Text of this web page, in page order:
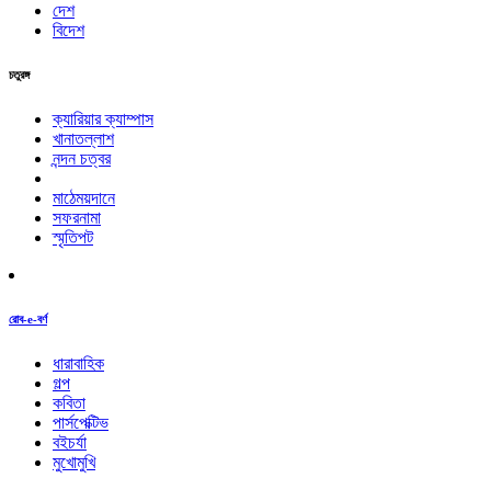
দেশ
বিদেশ
চতুরঙ্গ
ক্যারিয়ার ক্যাম্পাস
খানাতল্লাশ
নন্দন চত্বর
মাঠেময়দানে
সফরনামা
স্মৃতিপট
রোব-e-বর্ণ
ধারাবাহিক
গল্প
কবিতা
পার্সপেক্টিভ
বইচর্যা
মুখোমুখি